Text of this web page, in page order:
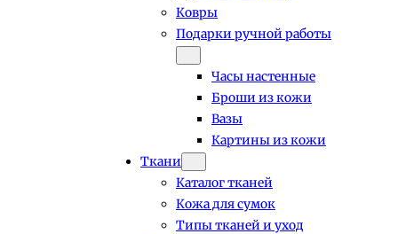
Ковры
Подарки ручной работы
Часы настенные
Броши из кожи
Вазы
Картины из кожи
Ткани
Каталог тканей
Кожа для сумок
Типы тканей и уход